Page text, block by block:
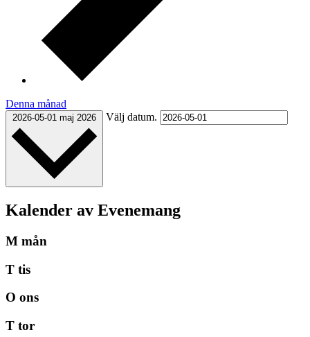
Denna månad
2026-05-01 maj 2026 Välj datum.
Kalender av Evenemang
M mån
T tis
O ons
T tor